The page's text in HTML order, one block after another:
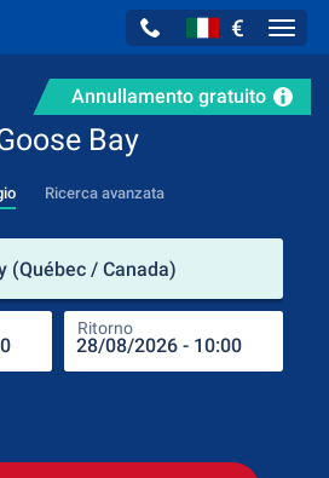
€
Annullamento gratuito
Bay
Ricerca avanzata
(Québec / Canada)
Ritorno